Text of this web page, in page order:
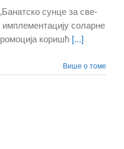
сунце за све-
имплементацију соларне
коришћ [...]
Више о томе